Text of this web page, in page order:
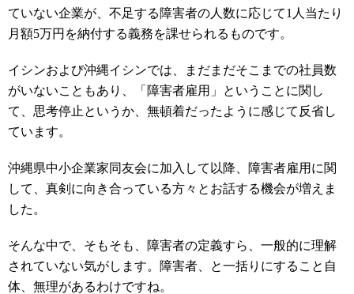
ていない企業が、不足する障害者の人数に応じて1人当たり
月額5万円を納付する義務を課せられるものです。
イシンおよび沖縄イシンでは、まだまだそこまでの社員数
がいないこともあり、「障害者雇用」ということに関し
て、思考停止というか、無頓着だったように感じて反省し
ています。
沖縄県中小企業家同友会に加入して以降、障害者雇用に関
して、真剣に向き合っている方々とお話する機会が増えま
した。
そんな中で、そもそも、障害者の定義すら、一般的に理解
されていない気がします。障害者、と一括りにすること自
体、無理があるわけですね。